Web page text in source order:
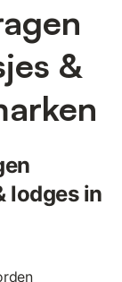
&
lodges in